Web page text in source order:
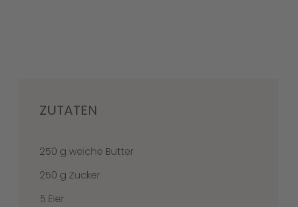
ZUTATEN
250 g weiche Butter
250 g Zucker
5 Eier